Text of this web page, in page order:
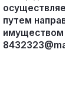
путем
имуществом на